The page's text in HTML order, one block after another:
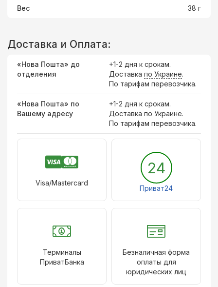
Вес 38 г
Доставка и Оплата:
«Нова Пошта» до
отделения
+1-2 дня к срокам.
Доставка по Украине.
По тарифам перевозчика.
«Нова Пошта» по
Вашему адресу
+1-2 дня к срокам.
Доставка по Украине.
По тарифам перевозчика.
Visa/Mastercard
24
Приват24
Терминалы
ПриватБанка
Безналичная форма
оплаты для
юридических лиц